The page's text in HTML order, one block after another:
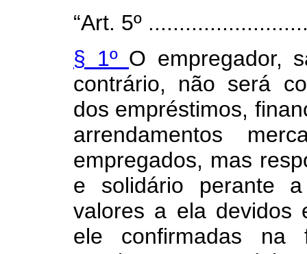
“Art. 5º
§ 1º O empregador,
contrário, não será
dos empréstimos,
arrendamentos
empregados, mas
e solidário perante
valores a ela devidos
ele confirmadas